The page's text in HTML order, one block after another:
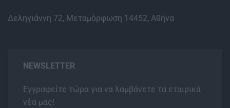
Δεληγιάννη 72, Μεταμόρφωση 14452, Αθήνα
NEWSLETTER
Εγγραφείτε τώρα για να λαμβάνετε τα εταιρικά
νέα μας!